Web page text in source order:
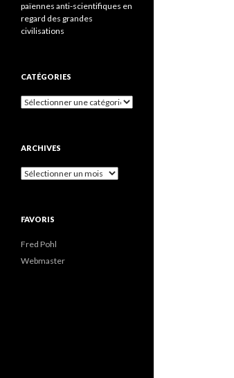
païennes anti-scientifiques en
regard des grandes
civilisations
CATÉGORIES
Catégories
ARCHIVES
Archives
FAVORIS
Fred Pohl
Webmaster